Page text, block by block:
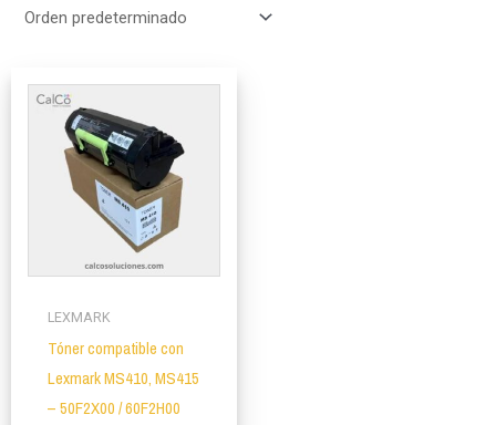
LEXMARK
Tóner compatible con
Lexmark MS410, MS415
– 50F2X00 / 60F2H00